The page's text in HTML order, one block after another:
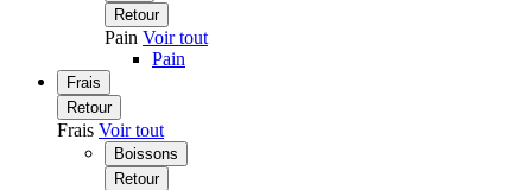
Retour
Pain Voir tout
Pain
Frais
Retour
Frais Voir tout
Boissons
Retour